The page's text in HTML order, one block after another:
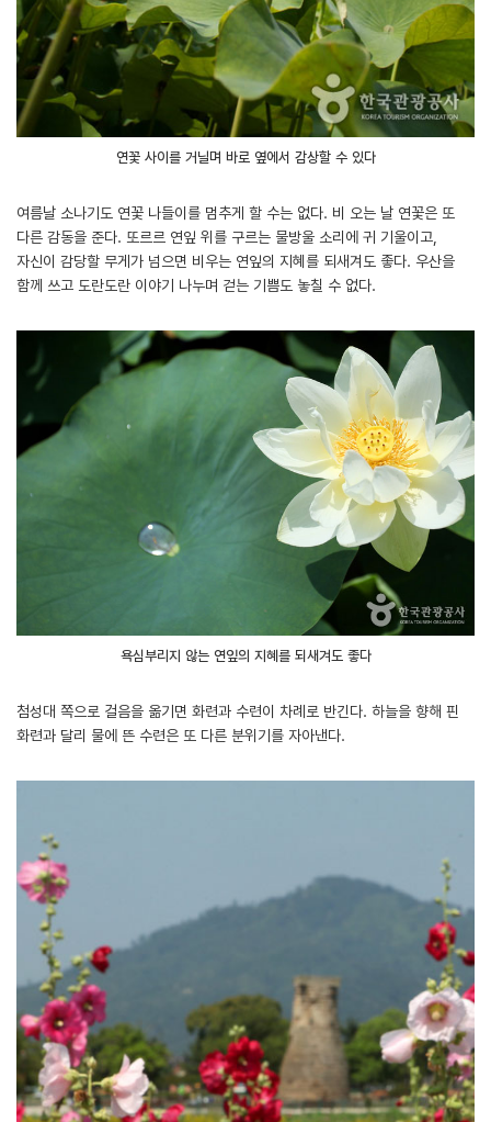
연꽃 사이를 거닐며 바로 옆에서 감상할 수 있다
여름날 소나기도 연꽃 나들이를 멈추게 할 수는 없다. 비 오는 날 연꽃은 또
다른 감동을 준다. 또르르 연잎 위를 구르는 물방울 소리에 귀 기울이고,
자신이 감당할 무게가 넘으면 비우는 연잎의 지혜를 되새겨도 좋다. 우산을
함께 쓰고 도란도란 이야기 나누며 걷는 기쁨도 놓칠 수 없다.
욕심부리지 않는 연잎의 지혜를 되새겨도 좋다
첨성대 쪽으로 걸음을 옮기면 화련과 수련이 차례로 반긴다. 하늘을 향해 핀
화련과 달리 물에 뜬 수련은 또 다른 분위기를 자아낸다.